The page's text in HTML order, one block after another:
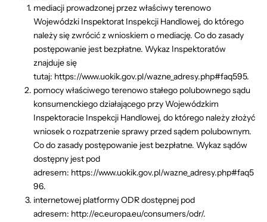
mediacji prowadzonej przez właściwy terenowo
Wojewódzki Inspektorat Inspekcji Handlowej, do którego
należy się zwrócić z wnioskiem o mediację. Co do zasady
postępowanie jest bezpłatne. Wykaz Inspektoratów
znajduje się
tutaj: https://www.uokik.gov.pl/wazne_adresy.php#faq595.
pomocy właściwego terenowo stałego polubownego sądu
konsumenckiego działającego przy Wojewódzkim
Inspektoracie Inspekcji Handlowej, do którego należy złożyć
wniosek o rozpatrzenie sprawy przed sądem polubownym.
Co do zasady postępowanie jest bezpłatne. Wykaz sądów
dostępny jest pod
adresem: https://www.uokik.gov.pl/wazne_adresy.php#faq5
96.
internetowej platformy ODR dostępnej pod
adresem: http://ec.europa.eu/consumers/odr/.